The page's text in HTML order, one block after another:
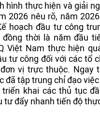
hình thực hiện và giải
2026 nêu rõ, năm
hoạch đầu tư công
đồng thời là năm đầu
Việt Nam thực hiện
tư công đối với các tổ
vị trực thuộc. Ngay
đã tập trung chỉ đạo
triển khai các thủ tục
tư đẩy nhanh tiến độ